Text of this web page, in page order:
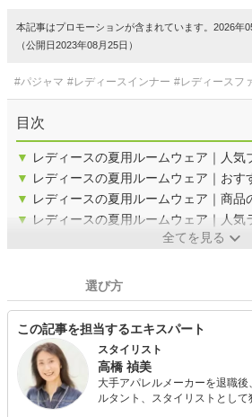
本記事はプロモーションが含まれています。2026年
（公開日2023年08月25日）
#パジャマ #レディースインナー #レディースフ
目次
▼ レディースの夏用ルームウェア｜人気
▼ レディースの夏用ルームウェア｜おす
▼ レディースの夏用ルームウェア｜商品
▼ レディースの夏用ルームウェア｜人気
全てを見る
選び方
この記事を担当するエキスパート
スタイリスト
高橋 禎美
大手アパレルメーカーを退職
ルタント、スタイリストとし